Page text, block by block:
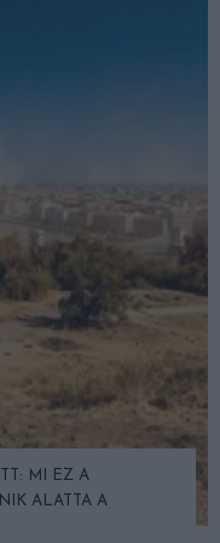
MI EZ A
ALATTA A